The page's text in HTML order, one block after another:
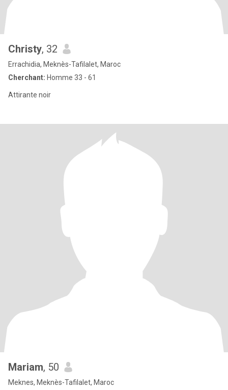
Christy, 32
Errachidia, Meknès-Tafilalet, Maroc
Cherchant: Homme 33 - 61
Attirante noir
Mariam, 50
Meknes, Meknès-Tafilalet, Maroc